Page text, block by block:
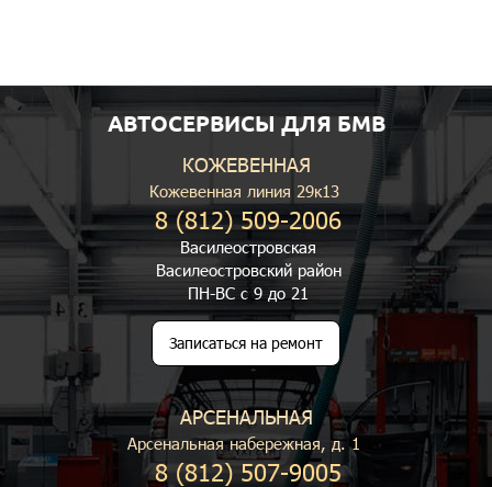
АВТОСЕРВИСЫ ДЛЯ БМВ
КОЖЕВЕННАЯ
Кожевенная линия 29к13
8 (812) 509-2006
Василеостровская
Василеостровский район
ПН-ВС с 9 до 21
Записаться на ремонт
АРСЕНАЛЬНАЯ
Арсенальная набережная, д. 1
8 (812) 507-9005